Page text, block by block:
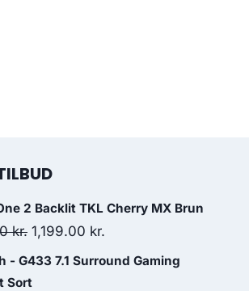
2 Backlit TKL Cherry MX Brun
kr. Original
price
was:
1,199.00 kr.
price
- G433 7.1 Surround Gaming
Sort